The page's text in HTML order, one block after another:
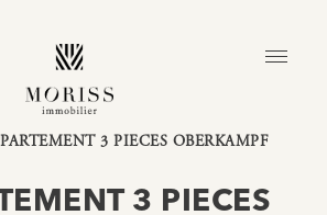
3 PIECES OBERKAMPF
3 PIECES